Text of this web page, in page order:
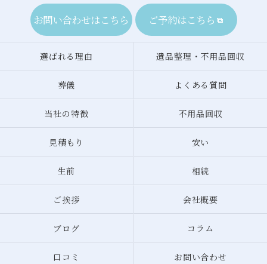
お問い合わせはこちら ご予約はこちら
選ばれる理由 遺品整理・不用品回収
葬儀 よくある質問
当社の特徴 不用品回収
見積もり 安い
生前 相続
ご挨拶 会社概要
ブログ コラム
口コミ お問い合わせ